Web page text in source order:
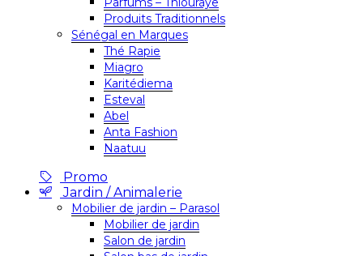
Produits Traditionnels
Sénégal en Marques
Thé Rapie
Miagro
Karitédiema
Esteval
Abel
Anta Fashion
Naatuu
Promo
Jardin / Animalerie
Mobilier de jardin – Parasol
Mobilier de jardin
Salon de jardin